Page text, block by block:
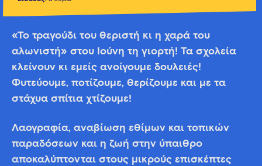
«Το τραγούδι του θεριστή κι η χαρά του
αλωνιστή» στου Ιούνη τη γιορτή! Τα σχολεία
κλείνουν κι εμείς ανοίγουμε δουλειές!
Φυτεύουμε, ποτίζουμε, θερίζουμε και με τα
στάχυα σπίτια χτίζουμε!
Λαογραφία, αναβίωση εθίμων και τοπικών
παραδόσεων και η ζωή στην ύπαιθρο
αποκαλύπτονται στους μικρούς επισκέπτες